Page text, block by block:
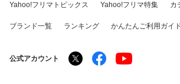
Yahoo!フリマトピックス Yahoo!フリマ特集 カ
ブランド一覧 ランキング かんたんご利用ガイ
公式アカウント